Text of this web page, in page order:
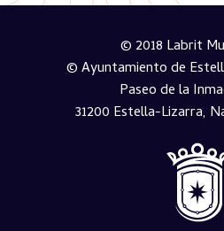
© 2018 Labrit
© Ayuntamiento de
Paseo de la
31200 Estella-Lizarra,